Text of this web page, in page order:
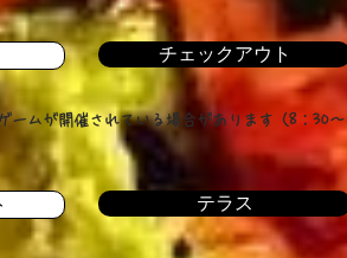
チェックアウト
ムが開催されている場合があります（8：30～
テラス